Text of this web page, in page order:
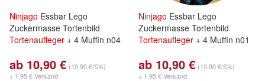
Ninjago Essbar Lego
Zuckermasse Tortenbild
Tortenaufleger + 4 Muffin n04
ab 10,90 € (10,90 €/Stk)
+ 1,95 € Versand
Ninjago Essbar Lego
Zuckermasse Tortenbild
Tortenaufleger + 4 Muffin n01
ab 10,90 € (10,90 €/Stk)
+ 1,95 € Versand